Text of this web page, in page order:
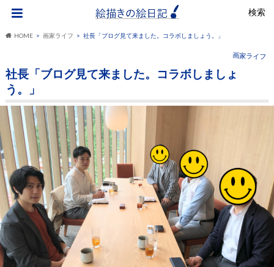
HOME 画家ライフ 社長「ブログ見て来ました。コラボしましょう。」
画家ライフ
社長「ブログ見て来ました。コラボしましょ
う。」
検索